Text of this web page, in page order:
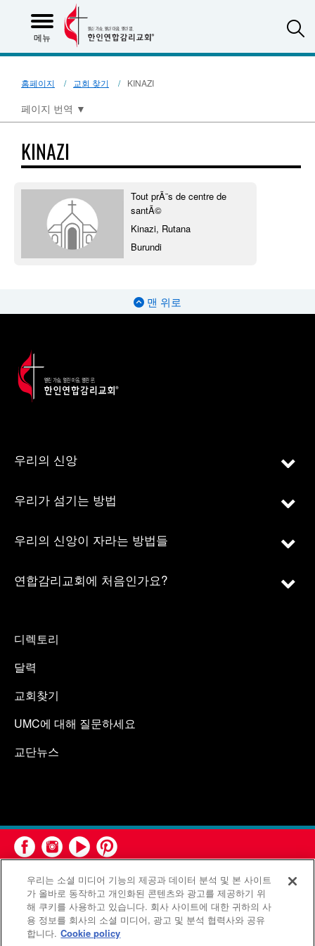
메뉴
홈페이지 교회 찾기 KINAZI
페이지 번역 ▼
KINAZI
Tout prÃ¨s de centre de
santÃ©
Kinazi, Rutana
Burundi
맨 위로
우리의 신앙
우리가 섬기는 방법
우리의 신앙이 자라는 방법들
연합감리교회에 처음인가요?
디렉토리
달력
교회찾기
UMC에 대해 질문하세요
교단뉴스
연합감리교회 공보부(United Methodist Communications)는 연
합감리교회의 기관입니다.
우리는 소셜 미디어 기능의 제공과 데이터 분석 및 본 사이트
가 올바로 동작하고 개인화된 콘텐츠와 광고를 제공하기 위
해 쿠키를 사용하고 있습니다. 회사 사이트에 대한 귀하의 사
용 정보를 회사의 소셜 미디어, 광고 및 분석 협력사와 공유
합니다. Cookie policy